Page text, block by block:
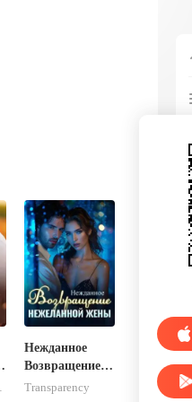
Нежданное
Возвращение
Нежеланной
Transparency